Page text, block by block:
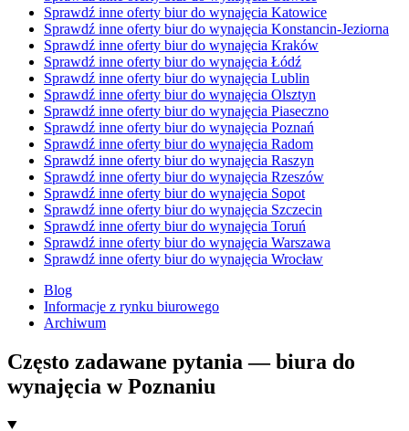
Sprawdź inne oferty biur do wynajęcia Katowice
Sprawdź inne oferty biur do wynajęcia Konstancin-Jeziorna
Sprawdź inne oferty biur do wynajęcia Kraków
Sprawdź inne oferty biur do wynajęcia Łódź
Sprawdź inne oferty biur do wynajęcia Lublin
Sprawdź inne oferty biur do wynajęcia Olsztyn
Sprawdź inne oferty biur do wynajęcia Piaseczno
Sprawdź inne oferty biur do wynajęcia Poznań
Sprawdź inne oferty biur do wynajęcia Radom
Sprawdź inne oferty biur do wynajęcia Raszyn
Sprawdź inne oferty biur do wynajęcia Rzeszów
Sprawdź inne oferty biur do wynajęcia Sopot
Sprawdź inne oferty biur do wynajęcia Szczecin
Sprawdź inne oferty biur do wynajęcia Toruń
Sprawdź inne oferty biur do wynajęcia Warszawa
Sprawdź inne oferty biur do wynajęcia Wrocław
Blog
Informacje z rynku biurowego
Archiwum
Często zadawane pytania — biura do
wynajęcia w Poznaniu